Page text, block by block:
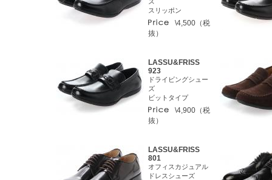
スリッポン
\4,500（税
抜）
LASSU&FRISS
923
ドライビングシュー
ズ
ビットタイプ
\4,900（税
抜）
LASSU&FRISS
801
オフィスカジュアル
ドレスシューズ